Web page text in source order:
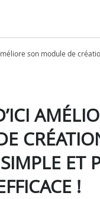
son module de
ET
!